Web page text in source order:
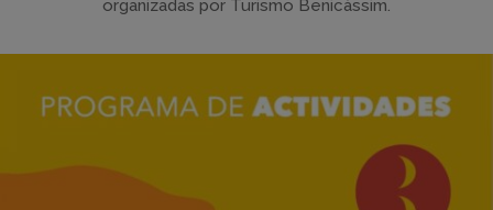
organizadas por Turismo Benicàssim.